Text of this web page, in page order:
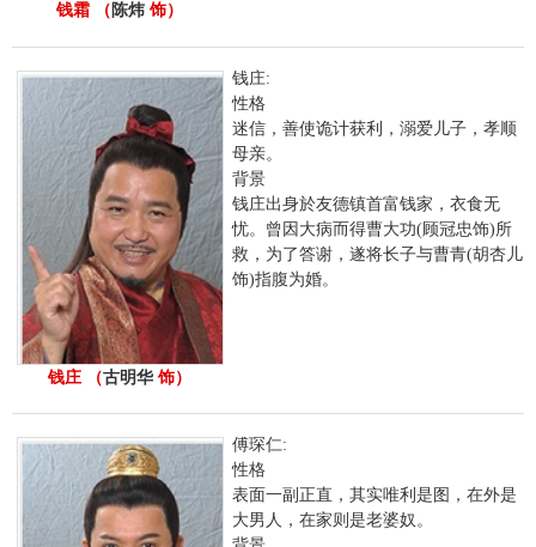
钱霜 （ 陈炜饰）
钱庄 （古明华饰）
钱庄:
性格
迷信，善使诡计获利，溺爱儿子，孝顺
母亲。
背景
钱庄出身於友德镇首富钱家，衣食无
忧。曾因大病而得曹大功(顾冠忠饰)所
救，为了答谢，遂将长子与曹青(胡杏儿
饰)指腹为婚。
傅琛仁:
性格
表面一副正直，其实唯利是图，在外是
大男人，在家则是老婆奴。